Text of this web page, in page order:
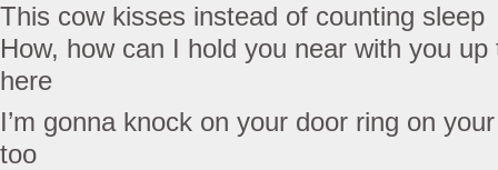
This cow kisses instead of counting sleep
How, how can I hold you near with you
here
I’m gonna knock on your door ring on
too